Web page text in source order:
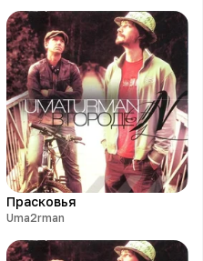
Прасковья
Uma2rman